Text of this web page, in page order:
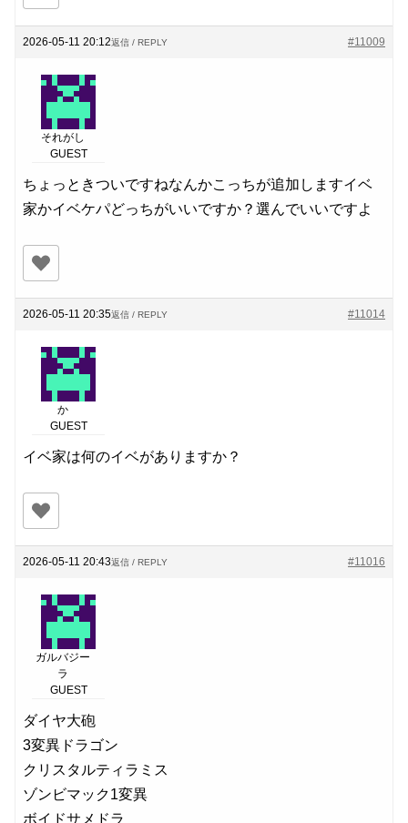
2026-05-11 20:12 #11009
返信 / REPLY
それがし
GUEST
ちょっときついですねなんかこっちが追加しますイベ
家かイベケパどっちがいいですか？選んでいいですよ
2026-05-11 20:35 #11014
返信 / REPLY
か
GUEST
イベ家は何のイベがありますか？
2026-05-11 20:43 #11016
返信 / REPLY
ガルバジー
ラ
GUEST
ダイヤ大砲
3変異ドラゴン
クリスタルティラミス
ゾンビマック1変異
ボイドサメドラ